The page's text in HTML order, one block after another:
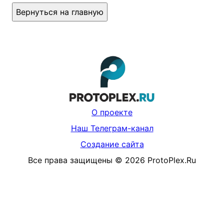
Вернуться на главную
О проекте
Наш Телеграм-канал
Создание сайта
Все права защищены © 2026 ProtoPlex.Ru